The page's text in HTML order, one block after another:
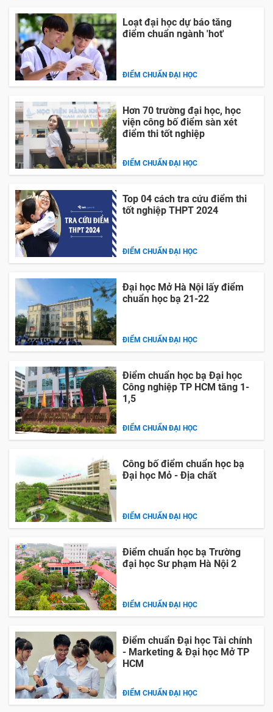
Loạt đại học dự báo tăng
điểm chuẩn ngành 'hot'
ĐIỂM CHUẨN ĐẠI HỌC
Hơn 70 trường đại học, học
viện công bố điểm sàn xét
điểm thi tốt nghiệp
ĐIỂM CHUẨN ĐẠI HỌC
Top 04 cách tra cứu điểm thi
tốt nghiệp THPT 2024
ĐIỂM CHUẨN ĐẠI HỌC
Đại học Mở Hà Nội lấy điểm
chuẩn học bạ 21-22
ĐIỂM CHUẨN ĐẠI HỌC
Điểm chuẩn học bạ Đại học
Công nghiệp TP HCM tăng 1-
1,5
ĐIỂM CHUẨN ĐẠI HỌC
Công bố điểm chuẩn học bạ
Đại học Mỏ - Địa chất
ĐIỂM CHUẨN ĐẠI HỌC
Điểm chuẩn học bạ Trường
đại học Sư phạm Hà Nội 2
ĐIỂM CHUẨN ĐẠI HỌC
Điểm chuẩn Đại học Tài chính
- Marketing & Đại học Mở TP
HCM
ĐIỂM CHUẨN ĐẠI HỌC